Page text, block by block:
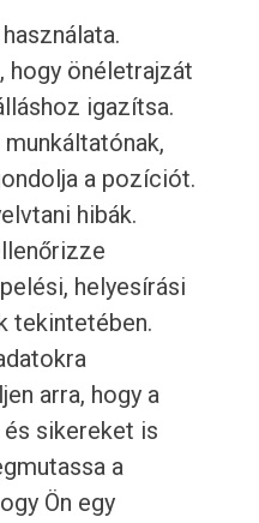
hogy önéletrajzát
igazítsa.
a pozíciót.
hibák.
helyesírási
tekintetében.
arra, hogy a
sikereket is
a
Ön egy